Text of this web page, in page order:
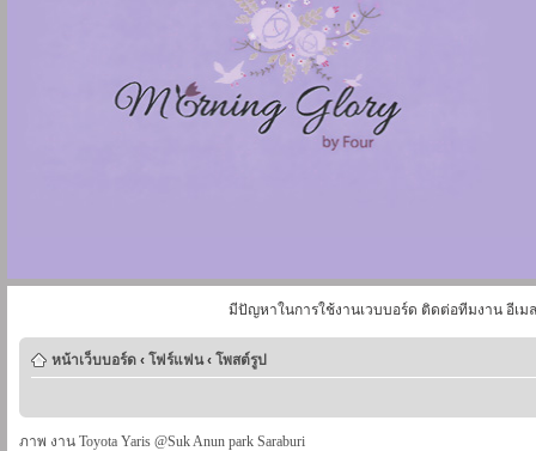
มีปัญหาในการใช้งานเวบบอร์ด ติดต่อทีมงาน อีเม
หน้าเว็บบอร์ด ‹ โฟร์แฟน ‹ โพสต์รูป
ภาพ งาน Toyota Yaris @Suk Anun park Saraburi